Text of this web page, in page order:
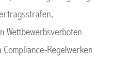
Wettbewerbsverboten
Regelwerken